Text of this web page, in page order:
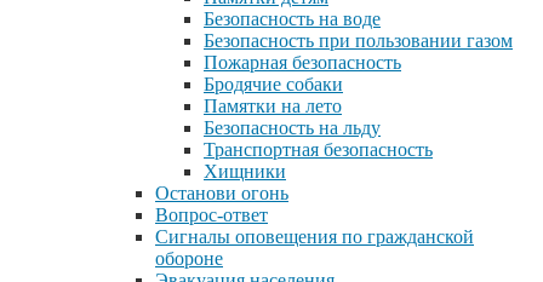
Безопасность на воде
Безопасность при пользовании газом
Пожарная безопасность
Бродячие собаки
Памятки на лето
Безопасность на льду
Транспортная безопасность
Хищники
Останови огонь
Вопрос-ответ
Сигналы оповещения по гражданской
обороне